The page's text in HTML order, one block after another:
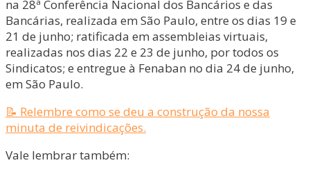
na 28ª Conferência Nacional dos Bancários e das
Bancárias, realizada em São Paulo, entre os dias 19 e
21 de junho; ratificada em assembleias virtuais,
realizadas nos dias 22 e 23 de junho, por todos os
Sindicatos; e entregue à Fenaban no dia 24 de junho,
em São Paulo.
📝 Relembre como se deu a construção da nossa
minuta de reivindicações.
Vale lembrar também: